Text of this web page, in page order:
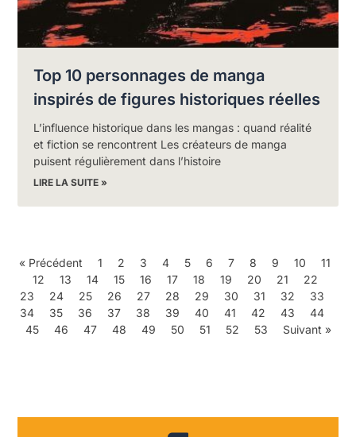
Top 10 personnages de manga
inspirés de figures historiques réelles
L’influence historique dans les mangas : quand réalité
et fiction se rencontrent Les créateurs de manga
puisent régulièrement dans l’histoire
LIRE LA SUITE »
« Précédent 1 2 3 4 5 6 7 8 9 10
11
12
13 14 15 16 17 18 19 20 21
22
23
24 25 26 27 28 29 30 31 32
33
34
35 36 37 38 39 40 41 42 43
44
45
46 47 48 49 50 51 52 53 Suivant »